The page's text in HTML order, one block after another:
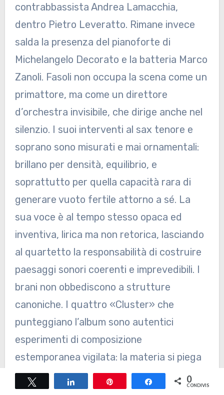
contrabbassista Andrea Lamacchia,
dentro Pietro Leveratto. Rimane invece
salda la presenza del pianoforte di
Michelangelo Decorato e la batteria Marco
Zanoli. Fasoli non occupa la scena come un
primattore, ma come un direttore
d’orchestra invisibile, che dirige anche nel
silenzio. I suoi interventi al sax tenore e
soprano sono misurati e mai ornamentali:
brillano per densità, equilibrio, e
soprattutto per quella capacità rara di
generare vuoto fertile attorno a sé. La
sua voce è al tempo stesso opaca ed
inventiva, lirica ma non retorica, lasciando
al quartetto la responsabilità di costruire
paesaggi sonori coerenti e imprevedibili. I
brani non obbediscono a strutture
canoniche. I quattro «Cluster» che
punteggiano l’album sono autentici
esperimenti di composizione
estemporanea vigilata: la materia si piega
all’azione collettiva, ma non si disgrega
mai. «Sext» fluttua su orbite spiraliformi,
Share 0
CONDIVISIONI